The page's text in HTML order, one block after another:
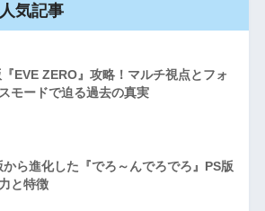
気記事
『EVE ZERO』攻略！マルチ視点とフォ
モードで迫る過去の真実
から進化した『でろ～んでろでろ』PS版
と特徴